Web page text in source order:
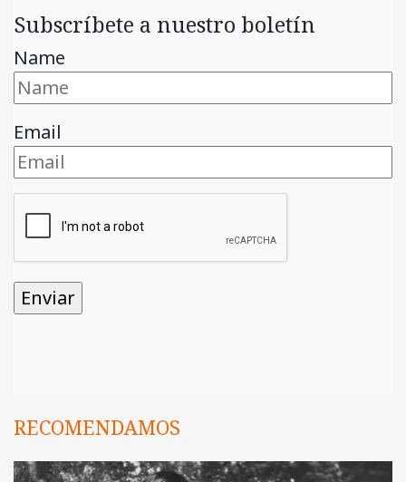
Subscríbete a nuestro boletín
Name
Email
RECOMENDAMOS